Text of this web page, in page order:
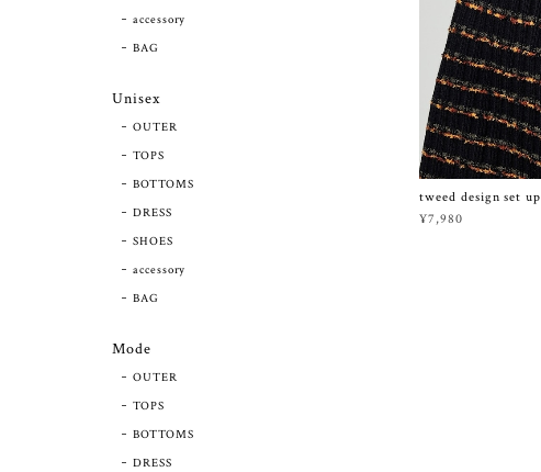
tweed design set up
¥7,980
accessory
BAG
Unisex
OUTER
TOPS
BOTTOMS
DRESS
SHOES
accessory
BAG
Mode
OUTER
TOPS
BOTTOMS
DRESS